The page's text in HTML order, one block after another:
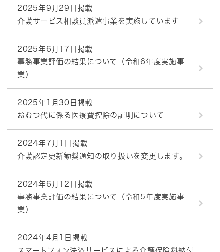
2025年9月29日掲載
介護サービス相談員派遣事業を実施しています
2025年6月17日掲載
事務事業評価の結果について（令和6年度実施事
業）
2025年1月30日掲載
おむつ代に係る医療費控除の証明について
2024年7月1日掲載
介護認定更新勧奨通知の取り扱いを変更します。
2024年6月12日掲載
事務事業評価の結果について（令和5年度実施事
業）
2024年4月1日掲載
スマートフォン決済サービスによる介護保険料納付